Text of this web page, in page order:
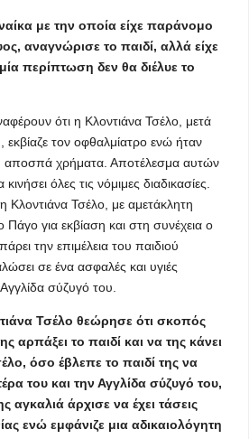
με την οποία είχε παράνομο
αναγνώρισε το παιδί, αλλά είχε
περίπτωση δεν θα διέλυε το
ότι η Κλοντιάνα Τσέλο, μετά
εκβίαζε τον οφθαλμίατρο ενώ ήταν
αποσπά χρήματα. Αποτέλεσμα αυτών
όλες τις νόμιμες διαδικασίες.
Κλοντιάνα Τσέλο, με αμετάκλητη
για εκβίαση και στη συνέχεια ο
την επιμέλεια του παιδιού
σε ένα ασφαλές και υγιές
σύζυγό του.
Τσέλο θεώρησε ότι σκοπός
αρπάξει το παιδί και να της κάνει
όσο έβλεπε το παιδί της να
του και την Αγγλίδα σύζυγό του,
αγκαλιά άρχισε να έχει τάσεις
ενώ εμφάνιζε μια αδικαιολόγητη